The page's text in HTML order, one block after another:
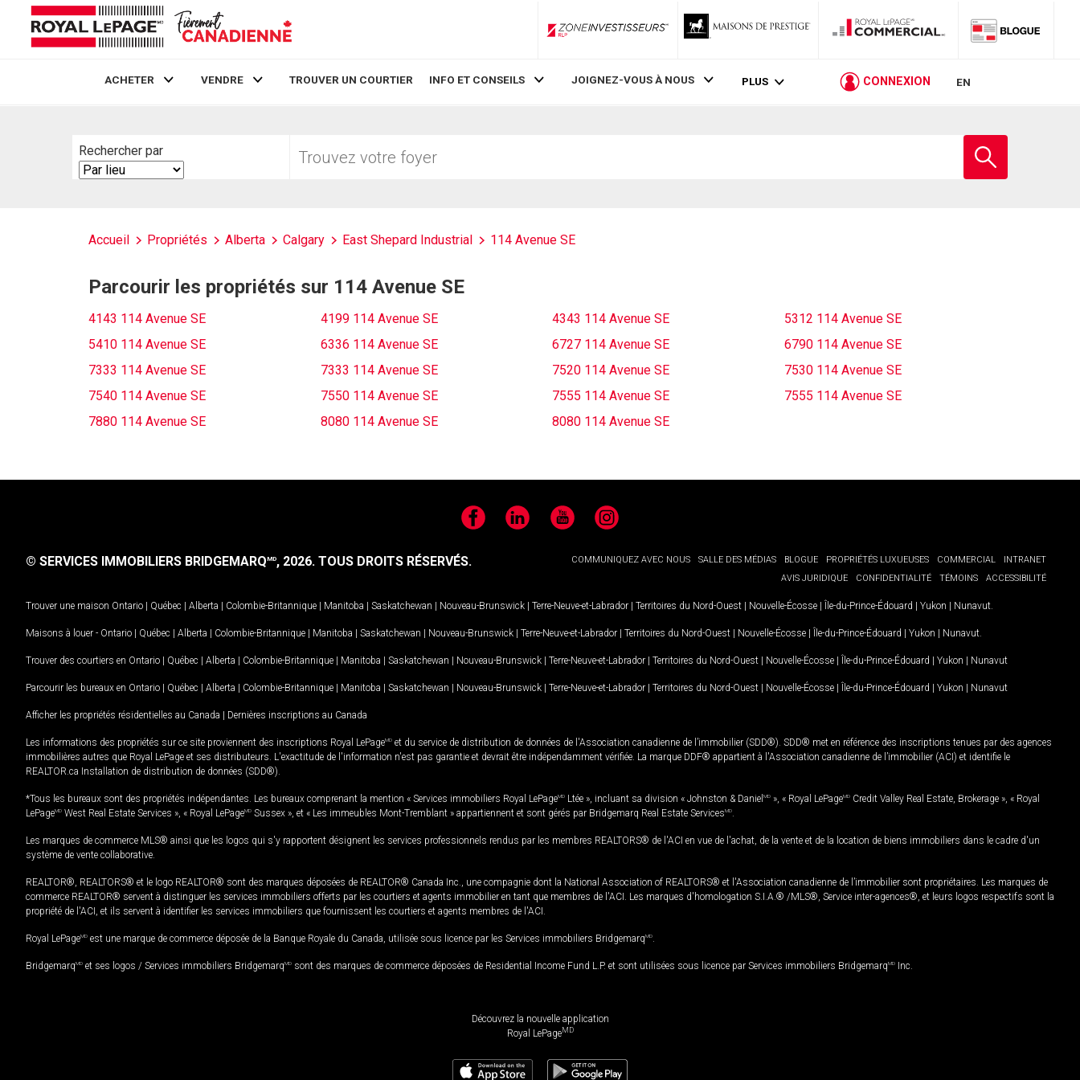
ZoneInvestisseurs RLP
ACHETER VENDRE TROUVER UN COURTIER INFO ET CONSEILS JOIGNEZ-VOUS À NOUS PLUS CONNEXION EN
Rechercher par
Search
By
votre
Accueil Propriétés Alberta Calgary East Shepard Industrial 114 Avenue SE
Parcourir les propriétés sur 114 Avenue SE
4143 114 Avenue SE 4199 114 Avenue SE 4343 114 Avenue SE
5312 114 Avenue SE
5410 114 Avenue SE
6336 114 Avenue SE 6727 114 Avenue SE
6790 114 Avenue SE
7333 114 Avenue SE
7333 114 Avenue SE 7520 114 Avenue SE
7530 114 Avenue SE
7540 114 Avenue SE
7550 114 Avenue SE 7555 114 Avenue SE
7555 114 Avenue SE
7880 114 Avenue SE
8080 114 Avenue SE 8080 114 Avenue SE
FacebookLinkedIn YouTubeInstagram
COMMUNIQUEZ AVEC NOUS SALLE DES MÉDIAS BLOGUE PROPRIÉTÉS LUXUEUSES COMMERCIAL
INTRANET
AVIS JURIDIQUE
CONFIDENTIALITÉ TÉMOINS ACCESSIBILITÉ
© SERVICES IMMOBILIERS BRIDGEMARQMD, 2026. TOUS DROITS RÉSERVÉS.
Trouver une maison Ontario | Québec | Alberta | Colombie-Britannique | Manitoba | Saskatchewan | Nouveau-Brunswick | Terre-Neuve-et-Labrador | Territoires du Nord-Ouest | Nouvelle-Écosse | Île-du-Prince-Édouard | Yukon | Nunavut
Maisons à louer - Ontario | Québec | Alberta | Colombie-Britannique | Manitoba | Saskatchewan | Nouveau-Brunswick | Terre-Neuve-et-Labrador | Territoires du Nord-Ouest | Nouvelle-Écosse | Île-du-Prince-Édouard | Yukon | Nunavut
Trouver des courtiers en Ontario | Québec | Alberta | Colombie-Britannique | Manitoba | Saskatchewan | Nouveau-Brunswick | Terre-Neuve-et-Labrador | Territoires du Nord-Ouest | Nouvelle-Écosse | Île-du-Prince-Édouard | Yukon | Nunavut
Parcourir les bureaux en Ontario | Québec | Alberta | Colombie-Britannique | Manitoba | Saskatchewan | Nouveau-Brunswick | Terre-Neuve-et-Labrador | Territoires du Nord-Ouest | Nouvelle-Écosse | Île-du-Prince-Édouard | Yukon | Nunavut
Afficher les propriétés résidentielles au Canada | Dernières inscriptions au Canada
Les informations des propriétés sur ce site proviennent des inscriptions Royal LePageMD et du service de distribution de données de l'Association canadienne de l’immobilier (SDD®). SDD® met en référence des inscriptions tenues par des agences
immobilières autres que Royal LePage et ses distributeurs. L'exactitude de l'information n'est pas garantie et devrait être indépendamment vérifiée. La marque DDF® appartient à l'Association canadienne de l’immobilier (ACI) et identifie le
REALTOR.ca Installation de distribution de données (SDD®).
*Tous les bureaux sont des propriétés indépendantes. Les bureaux comprenant la mention « Services immobiliers Royal LePageMD Ltée », incluant sa division « Johnston & Daniel MD », « Royal LePageMD Credit Valley Real Estate, Brokerage », « Royal
LePageMD West Real Estate Services », « Royal LePageMD Sussex », et « Les immeubles Mont-Tremblant » appartiennent et sont gérés par Bridgemarq Real Estate ServicesMD
Les marques de commerce MLS® ainsi que les logos qui s'y rapportent désignent les services professionnels rendus par les membres REALTORS® de l'ACI en vue de l'achat, de la vente et de la location de biens immobiliers dans le cadre d'un
système de vente collaborative.
REALTOR®, REALTORS® et le logo REALTOR® sont des marques déposées de REALTOR® Canada Inc., une compagnie dont la National Association of REALTORS® et l'Association canadienne de l’immobilier sont propriétaires. Les marques de
commerce REALTOR® servent à distinguer les services immobiliers offerts par les courtiers et agents immobilier en tant que membres de l'ACI. Les marques d'homologation S.I.A.® /MLS®, Service inter-agences®, et leurs logos respectifs sont la
propriété de l'ACI, et ils servent à identifier les services immobiliers que fournissent les courtiers et agents membres de l'ACI.
Royal LePageMD est une marque de commerce déposée de la Banque Royale du Canada, utilisée sous licence par les Services immobiliers BridgemarqMD
BridgemarqMD et ses logos / Services immobiliers BridgemarqMD sont des marques de commerce déposées de Residential Income Fund L.P. et sont utilisées sous licence par Services immobiliers BridgemarqMD Inc.
Découvrez la nouvelle application
Royal LePageMD